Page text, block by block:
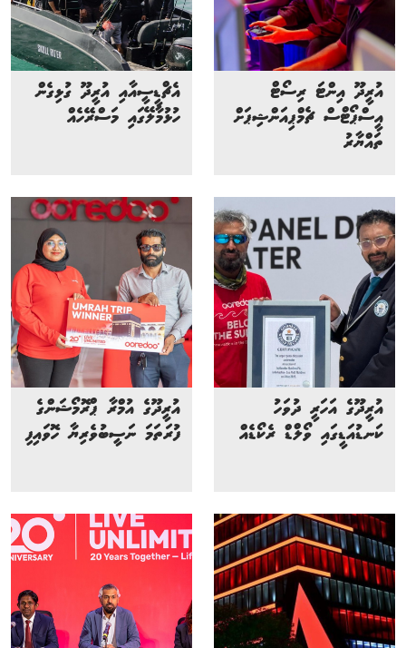
އުރީދޫ އިންޓަ ރިސޯޓް
އީސްޕޯޓްސް ޗެމްޕިއަންޝިޕަށް
ތައްޔާރު
އެޗްޑީސީއާއި އުރީދޫ ގުޅިގެން
ހުޅުމާލޭގައި މަސްރޭހެއް
އުރީދޫގެ އަހަރީ ދުވަހު
ކަނޑުއަޑީގައި ވޯލްޑް ރެކޯޑެއް
އުރީދޫގެ އުމްރާ ޕްރޮމޯޝަންގެ
ފުރަތަމަ ނަސީބުވެރިޔާ ހޮވައިފި